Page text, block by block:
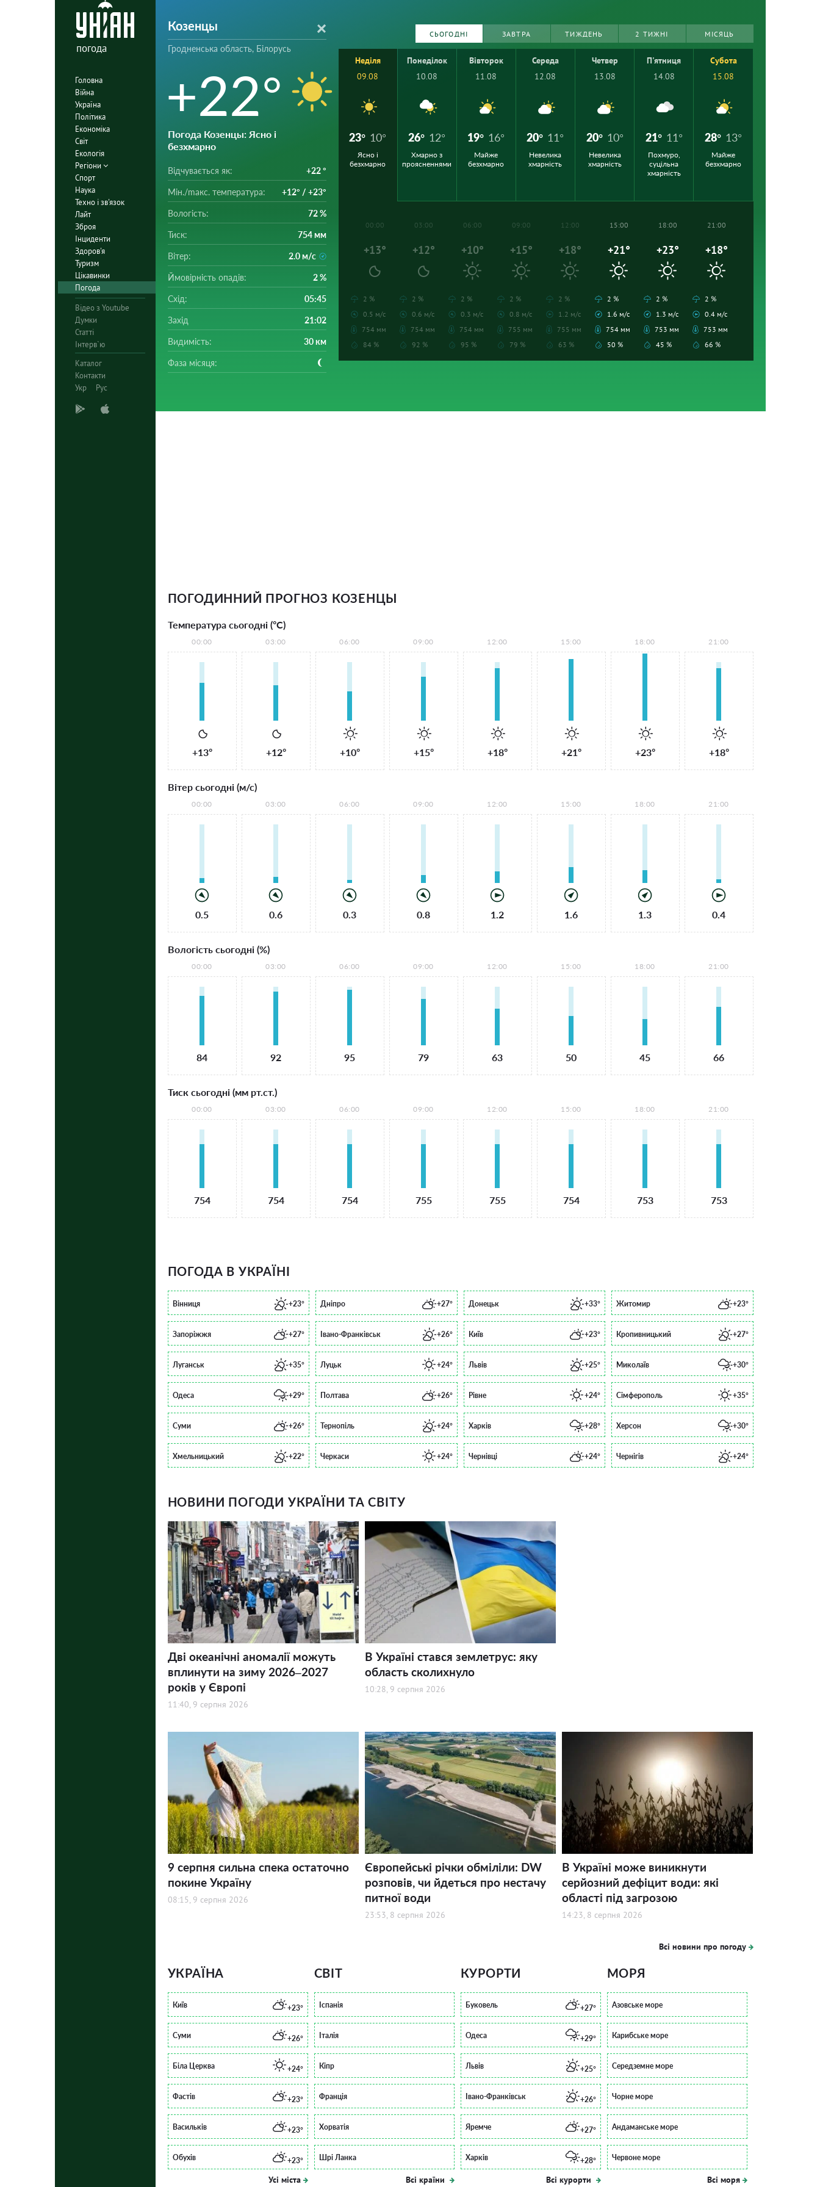
погода
Головна
Війна
Україна
Політика
Економіка
Світ
Екологія
Регіони
Спорт
Наука
Техно і зв'язок
Лайт
Зброя
Інциденти
Здоров'я
Туризм
Цікавинки
Погода
Відео з Youtube
Думки
Статті
Інтерв`ю
Каталог
Контакти
Укр
Рус
Козенцы
Гродненська область, Білорусь
+22°
Погода Козенцы: Ясно і
безхмарно
Відчувається як: +22 °
Мін./mакс. температура: +12° / +23°
Вологість: 72 %
Тиск: 754 мм
Вітер: 2.0 м/с
Ймовірність опадів: 2 %
Схід: 05:45
Захід 21:02
Видимість: 30 км
Фаза місяця:
СЬОГОДНІ ЗАВТРА ТИЖДЕНЬ 2 ТИЖНІ МІСЯЦЬ
Неділя
09.08
23° 10°
Ясно і
безхмарно
Понеділок
10.08
26° 12°
Хмарно з
проясненнями
Вівторок
11.08
19° 16°
Майже
безхмарно
Середа
12.08
20° 11°
Невелика
хмарність
Четвер
13.08
20° 10°
Невелика
хмарність
П'ятниця
14.08
21° 11°
Похмуро,
суцільна
хмарність
Субота
15.08
28° 13°
Майже
безхмарно
00:00
+13°
2 %
0.5 м/с
754 мм
84 %
03:00
+12°
2 %
0.6 м/с
754 мм
92 %
06:00
+10°
2 %
0.3 м/с
754 мм
95 %
09:00
+15°
2 %
0.8 м/с
755 мм
79 %
12:00
+18°
2 %
1.2 м/с
755 мм
63 %
15:00
+21°
2 %
1.6 м/с
754 мм
50 %
18:00
+23°
2 %
1.3 м/с
753 мм
45 %
21:00
+18°
2 %
0.4 м/с
753 мм
66 %
ПОГОДИННИЙ ПРОГНОЗ КОЗЕНЦЫ
Температура сьогодні (°С)
00:00
+13°
03:00
+12°
06:00
+10°
09:00
+15°
12:00
+18°
15:00
+21°
18:00
+23°
21:00
+18°
Вітер сьогодні (м/с)
00:00
0.5
03:00
0.6
06:00
0.3
09:00
0.8
12:00
1.2
15:00
1.6
18:00
1.3
21:00
0.4
Вологість сьогодні (%)
00:00
84
03:00
92
06:00
95
09:00
79
12:00
63
15:00
50
18:00
45
21:00
66
Тиск сьогодні (мм рт.ст.)
00:00
754
03:00
754
06:00
754
09:00
755
12:00
755
15:00
754
18:00
753
21:00
753
ПОГОДА В УКРАЇНІ
Вінниця +23° Дніпро +27° Донецьк +33° Житомир +23°
Запоріжжя +27° Івано-Франківськ +26° Київ +23° Кропивницький +27°
Луганськ +35° Луцьк +24° Львів +25° Миколаїв +30°
Одеса +29° Полтава +26° Рівне +24° Сімферополь +35°
Суми +26° Тернопіль +24° Харків +28° Херсон +30°
Хмельницький +22° Черкаси +24° Чернівці +24° Чернігів +24°
НОВИНИ ПОГОДИ УКРАЇНИ ТА СВІТУ
Дві океанічні аномалії можуть
вплинути на зиму 2026–2027
років у Європі
11:40, 9 серпня 2026
В Україні стався землетрус: яку
область сколихнуло
10:28, 9 серпня 2026
9 серпня сильна спека остаточно
покине Україну
08:15, 9 серпня 2026
Європейські річки обміліли: DW
розповів, чи йдеться про нестачу
питної води
23:53, 8 серпня 2026
В Україні може виникнути
серйозний дефіцит води: які
області під загрозою
14:23, 8 серпня 2026
Всі новини про погоду
УКРАЇНА
Київ +23°
Суми +26°
Біла Церква +24°
Фастів +23°
Васильків +23°
Обухів +23°
Усі міста
СВІТ
Іспанія
Італія
Кіпр
Франція
Хорватія
Шрі Ланка
Всі країни
КУРОРТИ
Буковель +27°
Одеса +29°
Львів +25°
Івано-Франківськ +26°
Яремче +27°
Харків +28°
Всі курорти
МОРЯ
Азовське море
Карибське море
Середземне море
Чорне море
Андаманське море
Червоне море
Всі моря